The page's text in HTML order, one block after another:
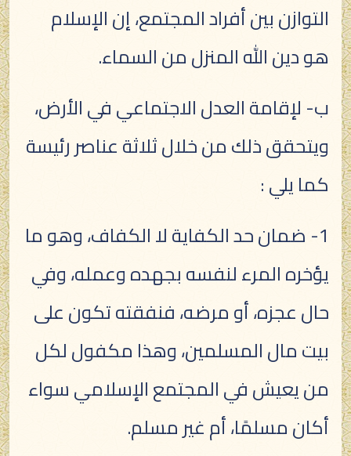
التوازن بين أفراد المجتمع، إن الإسلام
هو دين الله المنزل من السماء.
ب- لإقامة العدل الاجتماعي في الأرض،
ويتحقق ذلك من خلال ثلاثة عناصر رئيسة
كما يلي :
1- ضمان حد الكفاية لا الكفاف، وهو ما
يؤخره المرء لنفسه بجهده وعمله، وفي
حال عجزه، أو مرضه، فنفقته تكون على
بيت مال المسلمين، وهذا مكفول لكل
من يعيش في المجتمع الإسلامي سواء
أكان مسلمًا، أم غير مسلم.